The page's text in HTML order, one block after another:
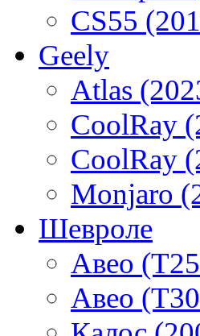
CS55
Geely
Atlas
CoolRay
CoolRay
Monjaro
Шевроле
Авео
Авео